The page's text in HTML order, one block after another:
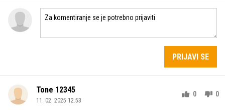
PRIJAVI SE
Tone 12345
11. 02. 2025 12.53
0 0